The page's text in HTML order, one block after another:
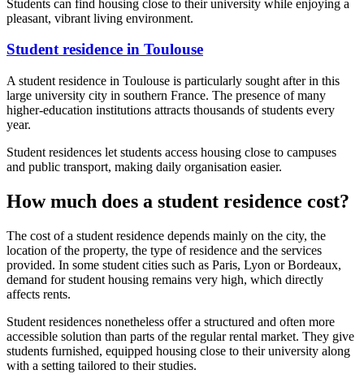
Students can find housing close to their university while enjoying a
pleasant, vibrant living environment.
Student residence in Toulouse
A student residence in Toulouse is particularly sought after in this
large university city in southern France. The presence of many
higher-education institutions attracts thousands of students every
year.
Student residences let students access housing close to campuses
and public transport, making daily organisation easier.
How much does a student residence cost?
The cost of a student residence depends mainly on the city, the
location of the property, the type of residence and the services
provided. In some student cities such as Paris, Lyon or Bordeaux,
demand for student housing remains very high, which directly
affects rents.
Student residences nonetheless offer a structured and often more
accessible solution than parts of the regular rental market. They give
students furnished, equipped housing close to their university along
with a setting tailored to their studies.